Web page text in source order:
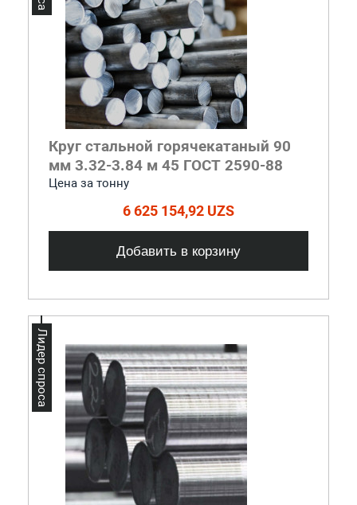
Круг стальной горячекатаный 90
мм 3.32-3.84 м 45 ГОСТ 2590-88
Цена за тонну
6 625 154,92 UZS
Добавить в корзину
Лидер спроса